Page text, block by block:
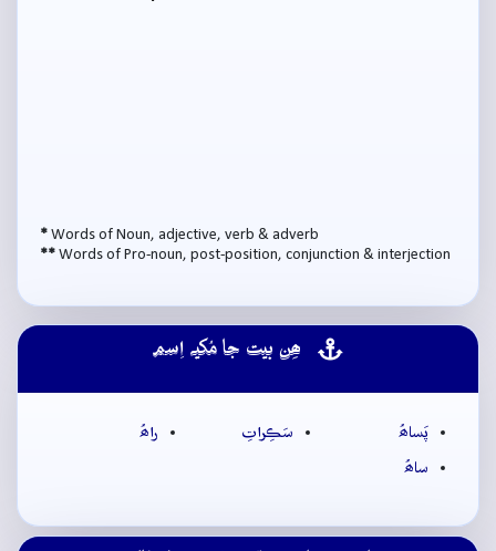
* Words of Noun, adjective, verb & adverb
** Words of Pro-noun, post-position, conjunction & interjection
ھِن بيت جا مُکيہ اِسم
پَساھُ سَڪِراتِ
راھُ
ساھُ